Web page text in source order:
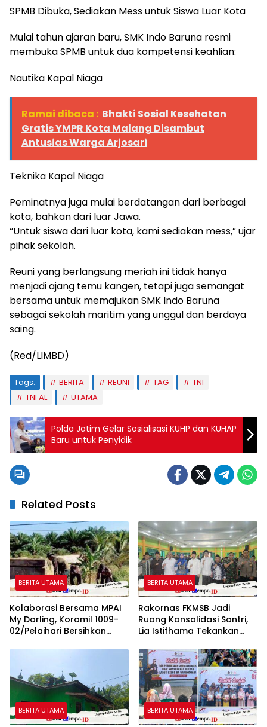
SPMB Dibuka, Sediakan Mess untuk Siswa Luar Kota
Mulai tahun ajaran baru, SMK Indo Baruna resmi
membuka SPMB untuk dua kompetensi keahlian:
Nautika Kapal Niaga
Ramai dibaca : Bhakti Sosial Kesehatan
Gratis YMPR Kota Malang Disambut
Antusias Warga Arjosari
Teknika Kapal Niaga
Peminatnya juga mulai berdatangan dari berbagai
kota, bahkan dari luar Jawa.
“Untuk siswa dari luar kota, kami sediakan mess,” ujar
pihak sekolah.
Reuni yang berlangsung meriah ini tidak hanya
menjadi ajang temu kangen, tetapi juga semangat
bersama untuk memajukan SMK Indo Baruna
sebagai sekolah maritim yang unggul dan berdaya
saing.
(Red/LIMBD)
Tags: BERITA REUNI TAG
TNI
TNI AL
UTAMA
Polda Jatim Gelar Sosialisasi KUHP dan KUHAP
Baru untuk Penyidik
Related Posts
BERITA UTAMA
Kolaborasi Bersama MPAI
My Darling, Koramil 1009-
02/Pelaihari Bersihkan
Atu-Atu
BERITA UTAMA
Rakornas FKMSB Jadi
Ruang Konsolidasi Santri,
Lia Istifhama Tekankan
Muda
BERITA UTAMA BERITA UTAMA